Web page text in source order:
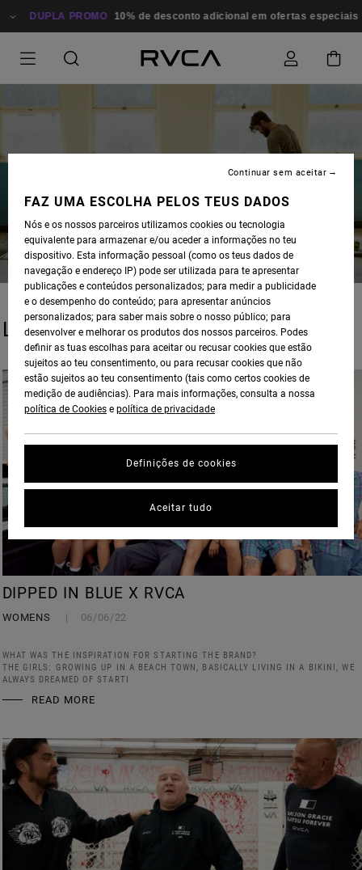
DUPLA PROMO 10% de desconto adicional em ofertas especiais
LATEST STORIES
DIPPED IN BLUE X RVCA
WOMENS 06/06/22
WHAT WAS THE INSPIRATION FOR STARTING THE BRAND?
THE GIRLS: GROWING UP IN A BEACH TOWN, BASICALLY LIVING IN A BIKINI, WE
ALWAYS DREAMED OF STARTI
READ MORE
FAZ UMA ESCOLHA PELOS TEUS DADOS
Nós e os nossos parceiros utilizamos cookies ou tecnologia
equivalente para armazenar e/ou aceder a informações no teu
dispositivo. Esta informação pessoal (como os teus dados de
navegação e endereço IP) pode ser utilizada para te apresentar
publicações e conteúdos personalizados; para medir a publicidade
e o desempenho do conteúdo; para apresentar anúncios
personalizados; para saber mais sobre o nosso público; para
desenvolver e melhorar os produtos dos nossos parceiros. Podes
definir as tuas escolhas para aceitar ou recusar cookies que estão
sujeitos ao teu consentimento, ou para recusar cookies que não
estão sujeitos ao teu consentimento (tais como certos cookies de
medição de audiências). Para mais informações, consulta a nossa
política de Cookies e política de privacidade
Definições de cookies
Continuar sem aceitar
Aceitar tudo